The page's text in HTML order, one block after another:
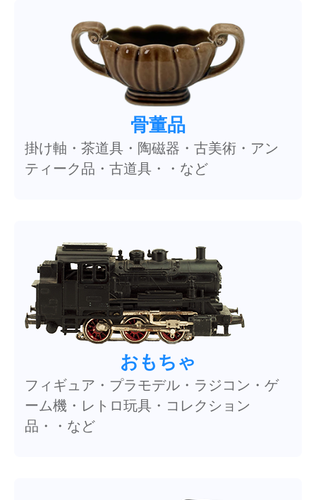
骨董品
掛け軸・茶道具・陶磁器・古美術・アン
ティーク品・古道具・・など
おもちゃ
フィギュア・プラモデル・ラジコン・ゲ
ーム機・レトロ玩具・コレクション
品・・など